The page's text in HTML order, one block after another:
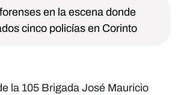
en la escena donde
cinco policías en Corinto
la 105 Brigada José Mauricio